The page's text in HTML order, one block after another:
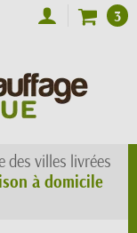
3
des villes livrées
à domicile